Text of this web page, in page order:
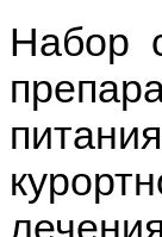
Набор